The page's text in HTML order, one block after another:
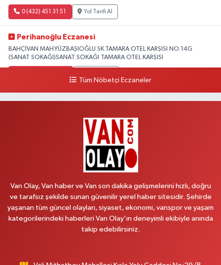
0 (432) 451 31 51 Yol Tarifi Al
Perihanoğlu Eczanesi
BAHÇİVAN MAH.YÜZBAŞIOĞLU SK.TAMARA OTEL KARŞISI NO:14G
(SANAT SOKAĞI)SANAT SOKAĞI TAMARA OTEL KARŞISI
Yol Tarifi Al
BEYAZIT MAH.ZEYLAN CADDESİ OKYANUS GİYİM YANI NO:1
Afşar Eczanesi
Kazım Karabekir cad.Eski Araştırma Hastanesi karşısı (kent park karşısı )
Tüm Nöbetçi Eczaneler
Van Olay, Van haber ve Van son dakika gelişmelerini hızlı, doğru
ve tarafsız şekilde sunan güvenilir yerel haber sitesidir. Şehirde
yaşanan tüm güncel olayları, siyaset, ekonomi, vanspor ve yaşam
kategorilerindeki haberleri Van Olay’ın deneyimli ekibiyle anında
takip edebilirsiniz.